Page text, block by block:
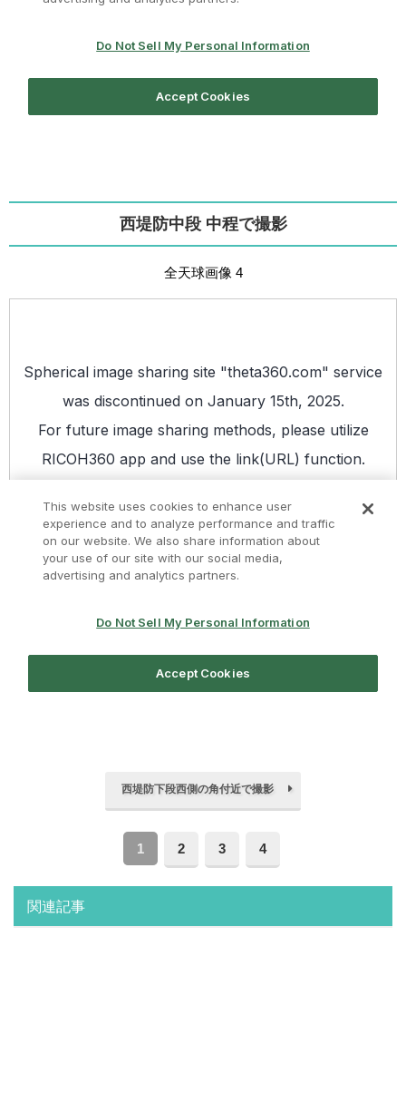
西堤防中段 中程で撮影
全天球画像 4
西堤防下段西側の角付近で撮影
1 2 3 4
関連記事